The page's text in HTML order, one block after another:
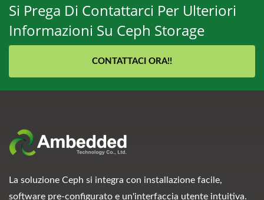
Si Prega Di Contattarci Per Ulteriori
Informazioni Su Ceph Storage
CONTATTACI ORA!!
La soluzione Ceph si integra con installazione facile,
software pre-configurato e un'interfaccia utente intuitiva.